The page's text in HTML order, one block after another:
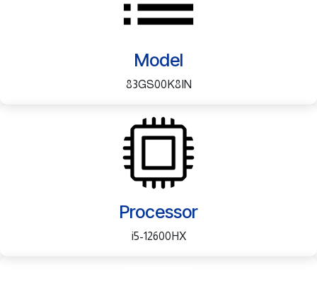
Model
83GS00K8IN
Processor
i5-12600HX